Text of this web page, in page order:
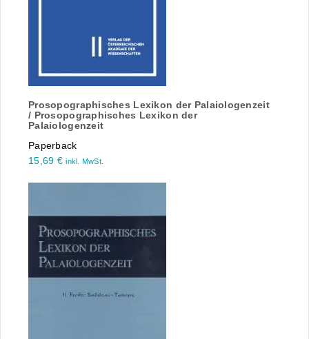
Prosopographisches Lexikon der Palaiologenzeit
/ Prosopographisches Lexikon der
Palaiologenzeit
Paperback
15,69 € inkl. MwSt.